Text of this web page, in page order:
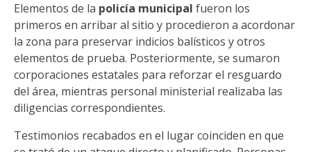
Elementos de la policía municipal fueron los
primeros en arribar al sitio y procedieron a acordonar
la zona para preservar indicios balísticos y otros
elementos de prueba. Posteriormente, se sumaron
corporaciones estatales para reforzar el resguardo
del área, mientras personal ministerial realizaba las
diligencias correspondientes.
Testimonios recabados en el lugar coinciden en que